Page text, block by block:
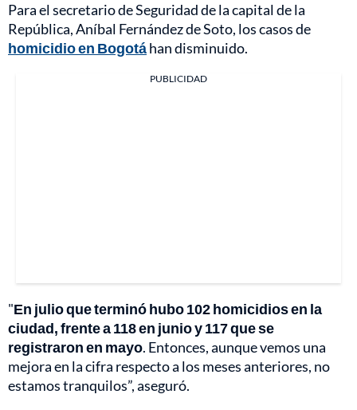
Para el secretario de Seguridad de la capital de la
República, Aníbal Fernández de Soto, los casos de
homicidio en Bogotáhan disminuido.
PUBLICIDAD
"En julio que terminó hubo 102 homicidios en la
ciudad, frente a 118 en junio y 117 que se
registraron en mayo. Entonces, aunque vemos una
mejora en la cifra respecto a los meses anteriores, no
estamos tranquilos”, aseguró.